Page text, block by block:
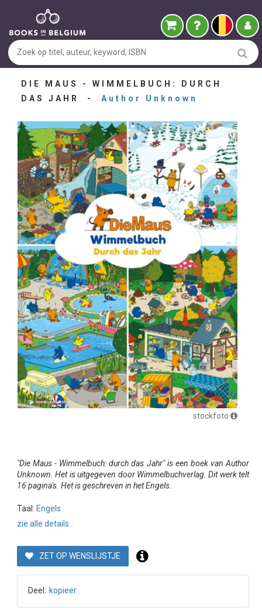
DIE MAUS - WIMMELBUCH: DURCH
DAS JAHR - Author Unknown
stockfoto
"Die Maus - Wimmelbuch: durch das Jahr" is een boek van Author
Unknown. Het is uitgegeven door Wimmelbuchverlag. Dit werk telt
16 pagina's. Het is geschreven in het Engels.
Taal: Engels
zie alle details...
ZET OP WENSLIJSTJE
Deel: kopieer